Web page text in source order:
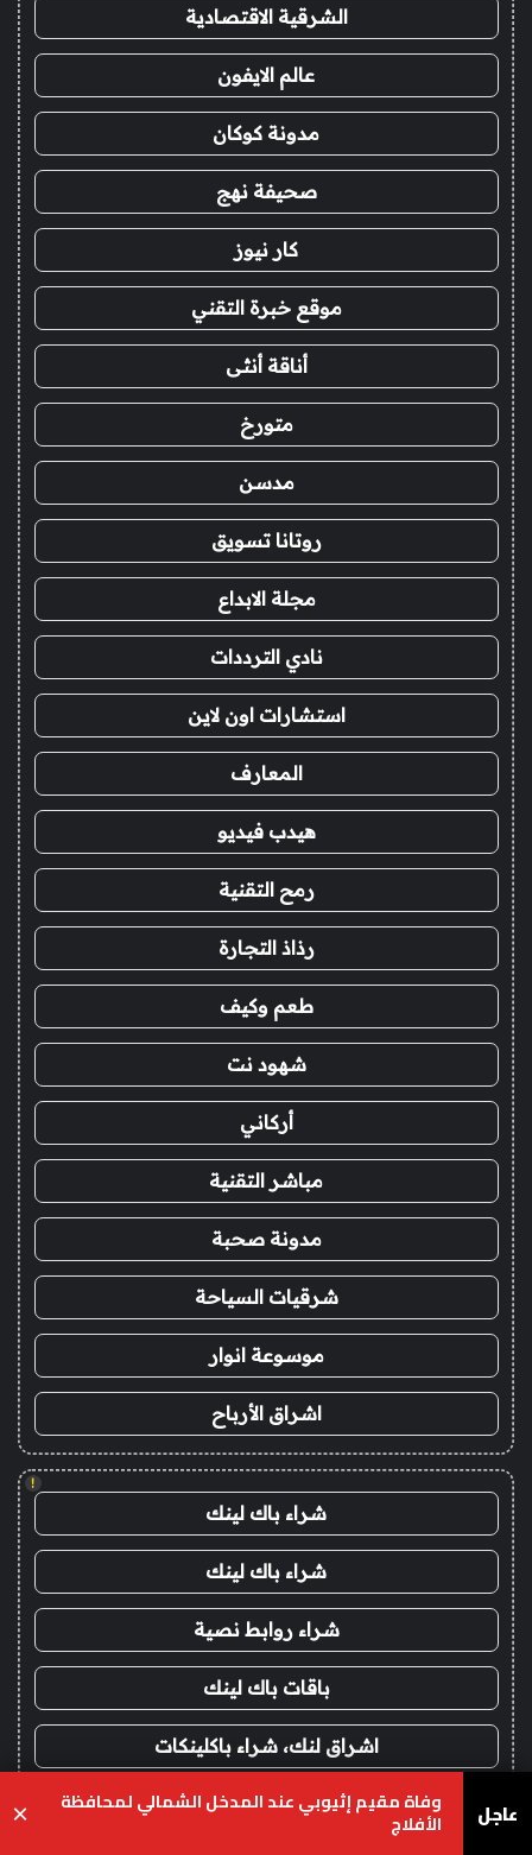
الشرقية الاقتصادية
عالم الايفون
مدونة كوكان
صحيفة نهج
كار نيوز
موقع خبرة التقني
أناقة أنثى
متورخ
مدسن
روتانا تسويق
مجلة الابداع
نادي الترددات
استشارات اون لاين
المعارف
هيدب فيديو
رمح التقنية
رذاذ التجارة
طعم وكيف
شهود نت
أركاني
مباشر التقنية
مدونة صحبة
شرقيات السياحة
موسوعة انوار
اشراق الأرباح
!
شراء باك لينك
شراء باك لينك
شراء روابط نصية
باقات باك لينك
اشراق لنك، شراء باكلينكات
اعلانات الباك لينك عاجل وفاة مقيم إثيوبي عند المدخل الشمالي لمحافظة
الأفلاج ×